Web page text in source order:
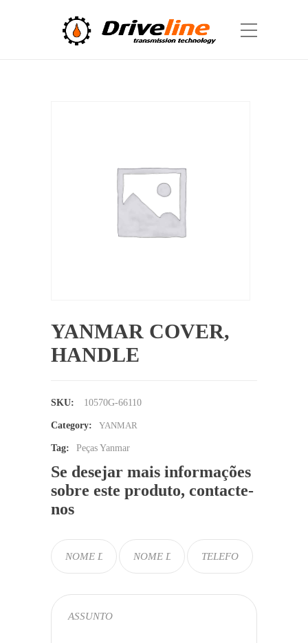
YANMAR COVER,
HANDLE
SKU: 10570G-66110
Category: YANMAR
Tag: Peças Yanmar
Se desejar mais informações
sobre este produto, contacte-
nos